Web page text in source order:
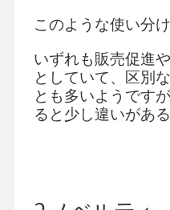
このような使い分
いずれも販売促進
としていて、区別
とも多いようです
ると少し違いがあ